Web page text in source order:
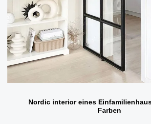
Nordic interior eines
Farben